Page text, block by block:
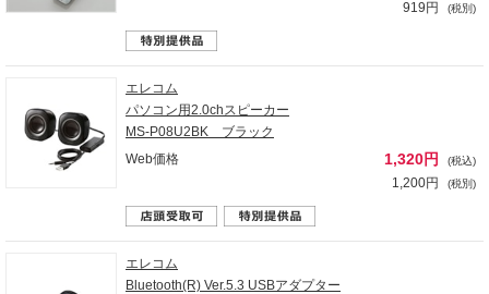
919円 (税別)
エレコム
パソコン用2.0chスピーカー
MS-P08U2BK ブラック
Web価格
1,320円 (税込)
1,200円 (税別)
エレコム
Bluetooth(R) Ver.5.3 USBアダプター